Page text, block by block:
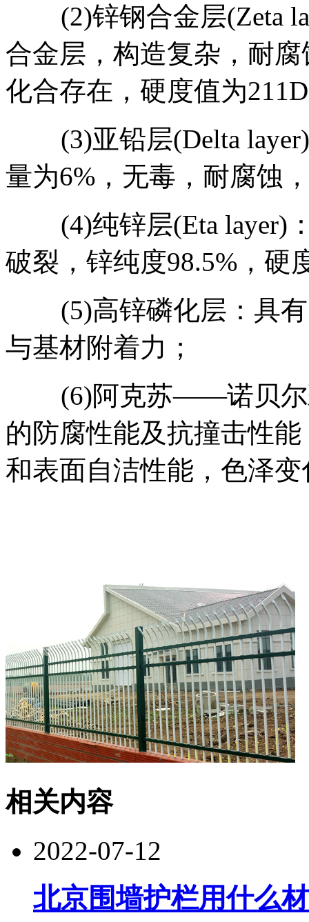
(2)锌钢合金层(Zeta
合金层，构造复杂，耐腐
化合存在，硬度值为
(3)亚铅层(Delta layer)
量为6%，无毒，耐腐蚀
(4)纯锌层(Eta layer)
破裂，锌纯度98.5%，硬
(5)高锌磷化层：具有
与基材附着力；
(6)阿克苏——诺贝尔
的防腐性能及抗撞击性
和表面自洁性能，色泽
相关内容
2022-07-12
北京围墙护栏用什么